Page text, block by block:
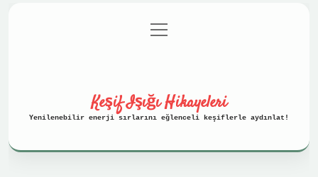
Gizlilik Politikası
menüyü
aç
Keşif Işığı Hikayeleri
Yenilenebilir enerji sırlarını eğlenceli keşiflerle aydınlat!